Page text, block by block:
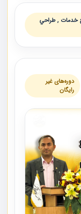
خدمات , طراحي
دوره‌های غیر
رایگان